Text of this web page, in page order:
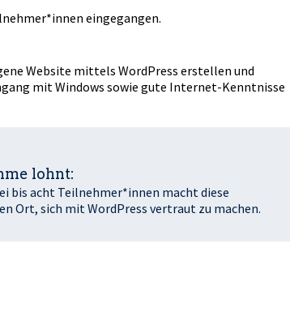
eingegangen.
Website mittels WordPress erstellen und
mit Windows sowie gute Internet-Kenntnisse
lohnt:
bis acht Teilnehmer*innen macht diese
Ort, sich mit WordPress vertraut zu machen.